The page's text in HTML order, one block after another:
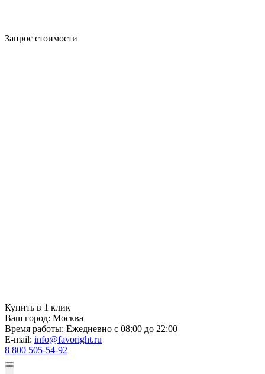
Запрос стоимости
Купить в 1 клик
Ваш город: Москва
Время работы: Ежедневно с 08:00 до 22:00
E-mail: info@favoright.ru
8 800 505-54-92